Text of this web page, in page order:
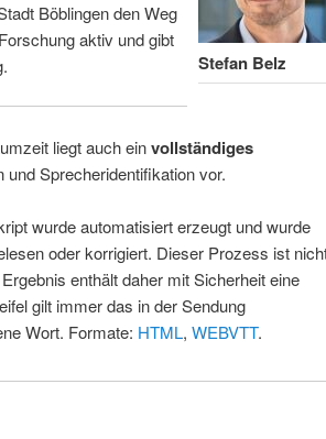
Stefan Belz
Böblingen den Weg
aktiv und gibt
liegt auch einvollständiges
Sprecheridentifikation vor.
wurde automatisiert erzeugt und wurde
oder korrigiert. Dieser Prozess ist
enthält daher mit Sicherheit eine
gilt immer das in der Sendung
Wort. Formate: HTML, WEBVTT.